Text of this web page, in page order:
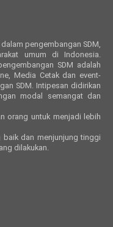
pengembangan SDM,
umum di Indonesia.
SDM adalah
Media Cetak dan event-
SDM. Intipesan didirikan
modal semangat dan
orang untuk menjadi lebih
baik dan menjunjung tinggi
dilakukan.